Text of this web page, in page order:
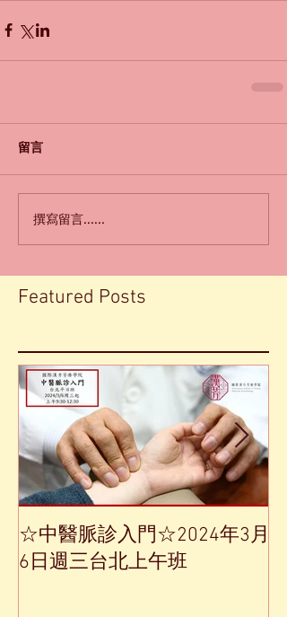
留言
撰寫留言......
Featured Posts
☆中醫脈診入門☆2024年3月
6日週三台北上午班